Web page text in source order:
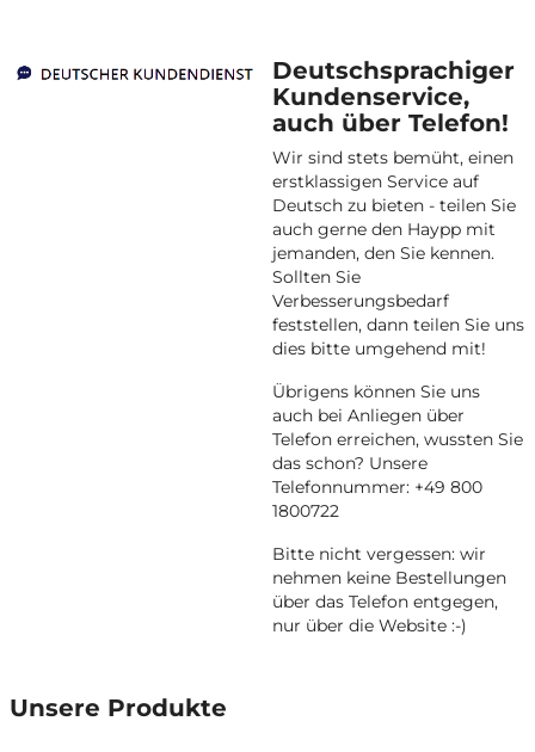
Deutschsprachiger
Kundenservice,
auch über Telefon!
Wir sind stets bemüht, einen
erstklassigen Service auf
Deutsch zu bieten - teilen Sie
auch gerne den Haypp mit
jemanden, den Sie kennen.
Sollten Sie
Verbesserungsbedarf
feststellen, dann teilen Sie uns
dies bitte umgehend mit!
Übrigens können Sie uns
auch bei Anliegen über
Telefon erreichen, wussten Sie
das schon? Unsere
Telefonnummer: +49 800
1800722
Bitte nicht vergessen: wir
nehmen keine Bestellungen
über das Telefon entgegen,
nur über die Website :-)
Unsere Produkte